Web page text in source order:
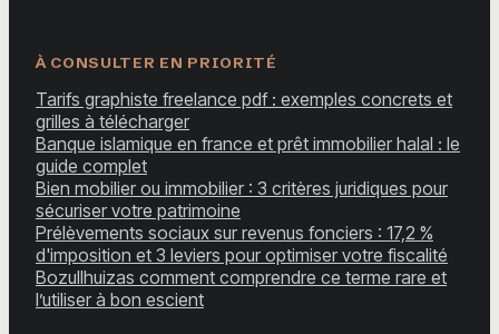
À CONSULTER EN PRIORITÉ
Tarifs graphiste freelance pdf : exemples concrets et
grilles à télécharger
Banque islamique en france et prêt immobilier halal : le
guide complet
Bien mobilier ou immobilier : 3 critères juridiques pour
sécuriser votre patrimoine
Prélèvements sociaux sur revenus fonciers : 17,2 %
d'imposition et 3 leviers pour optimiser votre fiscalité
Bozullhuizas comment comprendre ce terme rare et
l’utiliser à bon escient